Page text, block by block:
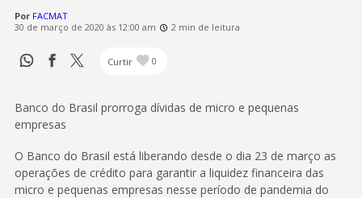
Por FACMAT
30 de março de 2020 às 12:00 am
2 min de leitura
Curtir 0
Banco do Brasil prorroga dívidas de micro e pequenas
empresas
O Banco do Brasil está liberando desde o dia 23 de março as
operações de crédito para garantir a liquidez financeira das
micro e pequenas empresas nesse período de pandemia do